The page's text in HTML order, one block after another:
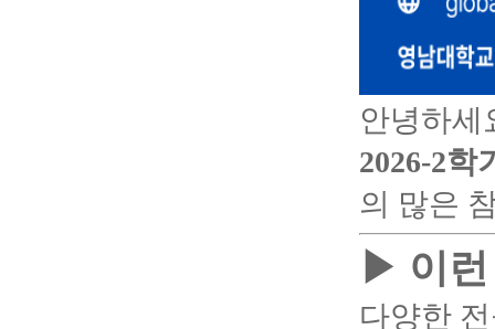
안녕하세
2026-2학
의 많은
▶ 이
다양한